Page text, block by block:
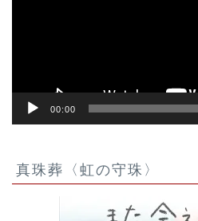
00:00
真珠葬〈虹の守珠〉